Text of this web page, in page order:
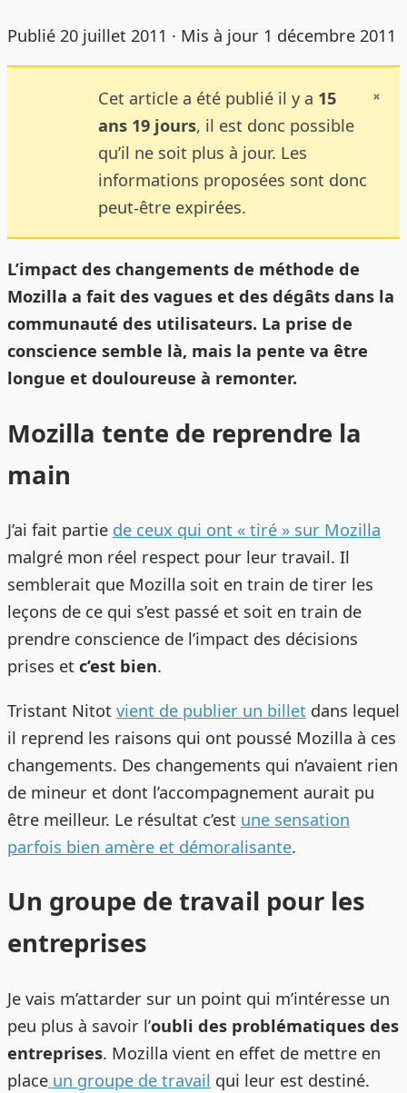
Publié 20 juillet 2011 · Mis à jour 1 décembre 2011
Cet article a été publié il y a 15
ans 19 jours, il est donc possible
qu’il ne soit plus à jour. Les
informations proposées sont donc
peut-être expirées.
L’impact des changements de méthode de
Mozilla a fait des vagues et des dégâts dans la
communauté des utilisateurs. La prise de
conscience semble là, mais la pente va être
longue et douloureuse à remonter.
Mozilla tente de reprendre la
main
J’ai fait partie de ceux qui ont « tiré » sur Mozilla
malgré mon réel respect pour leur travail. Il
semblerait que Mozilla soit en train de tirer les
leçons de ce qui s’est passé et soit en train de
prendre conscience de l’impact des décisions
prises et c’est bien.
Tristant Nitot vient de publier un billet dans lequel
il reprend les raisons qui ont poussé Mozilla à ces
changements. Des changements qui n’avaient rien
de mineur et dont l’accompagnement aurait pu
être meilleur. Le résultat c’est une sensation
parfois bien amère et démoralisante.
Un groupe de travail pour les
entreprises
Je vais m’attarder sur un point qui m’intéresse un
peu plus à savoir l’oubli des problématiques des
entreprises. Mozilla vient en effet de mettre en
place un groupe de travail qui leur est destiné.